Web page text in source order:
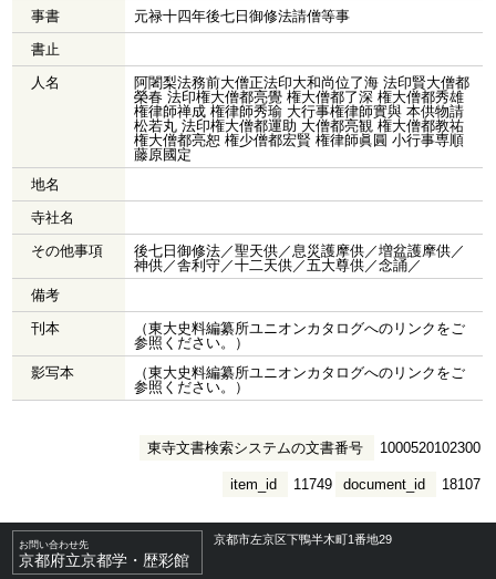
事書
元禄十四年後七日御修法請僧等事
書止
人名
阿闍梨法務前大僧正法印大和尚位了海 法印賢大僧都
榮春 法印権大僧都亮覺 権大僧都了深 権大僧都秀雄
権律師禅成 権律師秀瑜 大行事権律師實與 本供物請
松若丸 法印権大僧都運助 大僧都亮観 権大僧都教祐
権大僧都亮恕 権少僧都宏賢 権律師眞圓 小行事専順
藤原國定
地名
寺社名
その他事項
後七日御修法／聖天供／息災護摩供／増盆護摩供／
神供／舎利守／十二天供／五大尊供／念誦／
備考
刊本
（東大史料編纂所ユニオンカタログへのリンクをご
参照ください。）
影写本
（東大史料編纂所ユニオンカタログへのリンクをご
参照ください。）
東寺文書検索システムの文書番号 1000520102300
document_id 18107
item_id 11749
お問い合わせ先
京都府立京都学・歴彩館
京都市左京区下鴨半木町1番地29